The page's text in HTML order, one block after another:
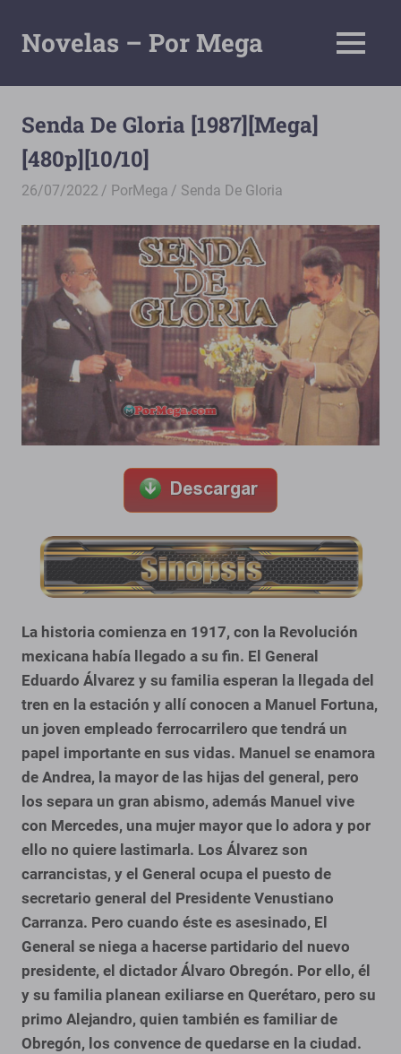
contenido
Novelas – Por Mega
De
Descarga
Por
Mega
MENÚ
Senda De Gloria [1987][Mega]
[480p][10/10]
26/07/2022 PorMega Senda De Gloria
La historia comienza en 1917, con la Revolución
mexicana había llegado a su fin. El General
Eduardo Álvarez y su familia esperan la llegada del
tren en la estación y allí conocen a Manuel Fortuna,
un joven empleado ferrocarrilero que tendrá un
papel importante en sus vidas. Manuel se enamora
de Andrea, la mayor de las hijas del general, pero
los separa un gran abismo, además Manuel vive
con Mercedes, una mujer mayor que lo adora y por
ello no quiere lastimarla. Los Álvarez son
carrancistas, y el General ocupa el puesto de
secretario general del Presidente Venustiano
Carranza. Pero cuando éste es asesinado, El
General se niega a hacerse partidario del nuevo
presidente, el dictador Álvaro Obregón. Por ello, él
y su familia planean exiliarse en Querétaro, pero su
primo Alejandro, quien también es familiar de
Obregón, los convence de quedarse en la ciudad.